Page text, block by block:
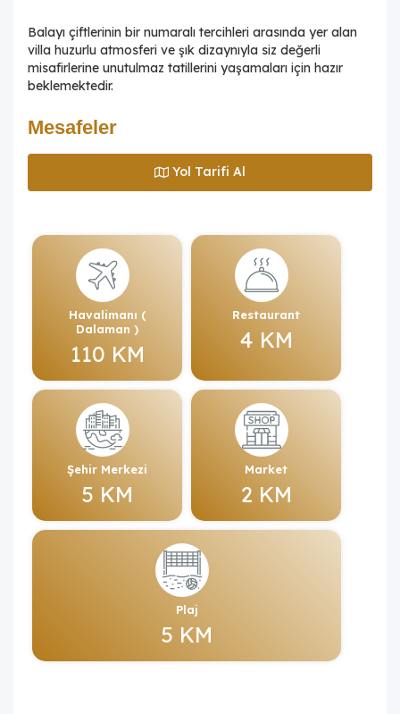
Balayı çiftlerinin bir numaralı tercihleri arasında yer alan
villa huzurlu atmosferi ve şık dizaynıyla siz değerli
misafirlerine unutulmaz tatillerini yaşamaları için hazır
beklemektedir.
Mesafeler
Yol Tarifi Al
Havalimanı (
Dalaman )
110 KM
Restaurant
4 KM
Şehir Merkezi
5 KM
Market
2 KM
Plaj
5 KM